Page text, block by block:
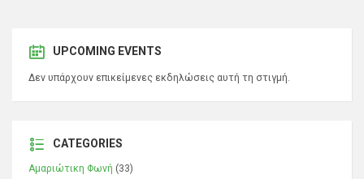
UPCOMING EVENTS
Δεν υπάρχουν επικείμενες εκδηλώσεις αυτή τη στιγμή.
CATEGORIES
Αμαριώτικη Φωνή (33)